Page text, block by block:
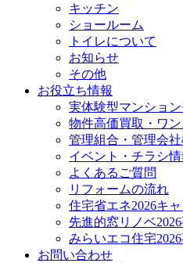
キッチン
ショールーム
トイレについて
お知らせ
その他
お役立ち情報
実体験型マンショ
物件高価買取・ワ
管理組合・管理会
イベント・チラシ情
よくあるご質問
リフォームの流れ
住宅省エネ2026キ
先進的窓リノベ
みらいエコ住宅
お問い合わせ